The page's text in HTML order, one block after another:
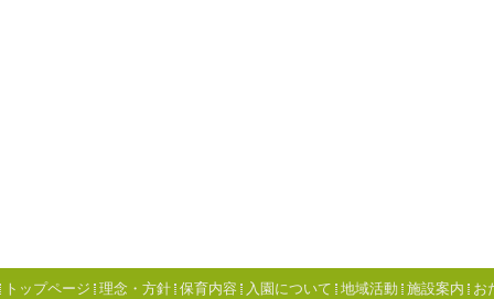
トップページ 理念・方針 保育内容 入園について 地域活動 施設案内 お